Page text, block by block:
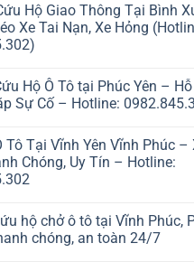
Hộ Giao Thông Tại Bình
Xe Tai Nạn, Xe Hỏng
Hộ Ô Tô tại Phúc Yên –
Sự Cố – Hotline:
Tô Tại Vĩnh Yên Vĩnh Phúc –
Chóng, Uy Tín – Hotline:
hộ chở ô tô tại Vĩnh Phúc,
chóng, an toàn 24/7